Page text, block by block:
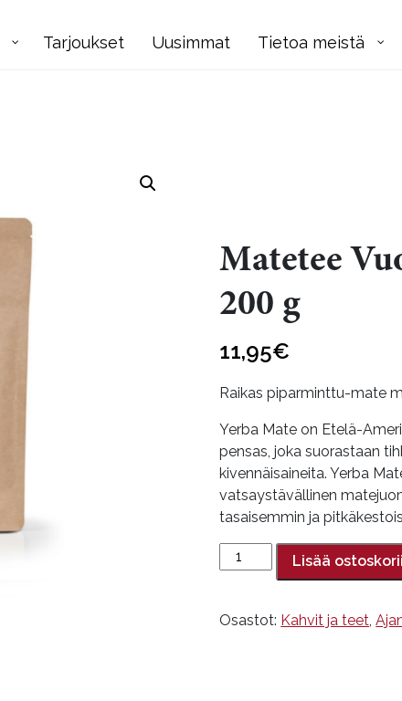
Tarjoukset Uusimmat Tietoa meistä
Matetee
200 g
11,95€
Raikas piparminttu-mate
Yerba Mate on Etelä-
pensas, joka suorastaan
kivennäisaineita. Yerba
vatsaystävällinen
tasaisemmin ja
Matetee
Vuoksi,
200
Lisää
Osastot: Kahvit ja teet ,